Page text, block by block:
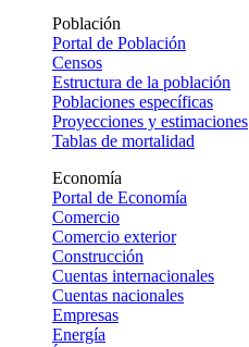
Población
Portal de Población
Censos
Estructura de la población
Poblaciones específicas
Proyecciones y estimaciones
Tablas de mortalidad
Economía
Portal de Economía
Comercio
Comercio exterior
Construcción
Cuentas internacionales
Cuentas nacionales
Empresas
Energía